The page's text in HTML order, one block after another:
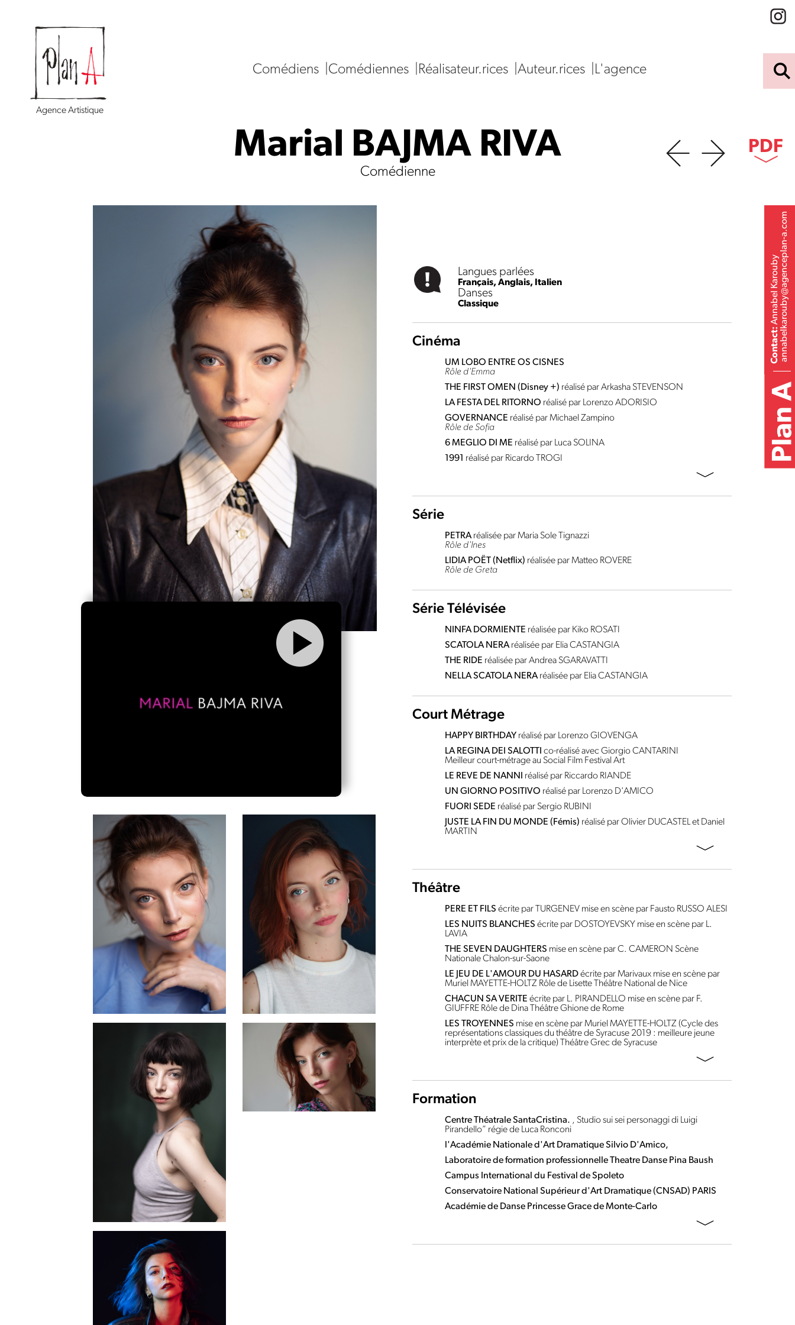
Agence Artistique
Comédiens Comédiennes Réalisateur.rices Auteur.rices L'agence
Marial BAJMA RIVA
Comédienne
PDF
Contact:
Annabel Karoubyannabelkarouby@agenceplan-a.com
Langues parlées
Français, Anglais, Italien
Danses
Classique
Cinéma
UM LOBO ENTRE OS CISNES
Rôle d'Emma
THE FIRST OMEN (Disney +) réalisé par Arkasha STEVENSON
LA FESTA DEL RITORNO réalisé par Lorenzo ADORISIO
GOVERNANCE réalisé par Michael Zampino
Rôle de Sofia
6 MEGLIO DI ME réalisé par Luca SOLINA
1991
réalisé par Ricardo TROGI
Série
PETRA réalisée par Maria Sole Tignazzi
Rôle d'Ines
LIDIA POËT (Netflix) réalisée par Matteo ROVERE
Rôle de Greta
Série Télévisée
NINFA DORMIENTE réalisée par Kiko ROSATI
SCATOLA NERA réalisée par Elia CASTANGIA
THE RIDE réalisée par Andrea SGARAVATTI
NELLA SCATOLA NERA réalisée par Elia CASTANGIA
Court Métrage
HAPPY BIRTHDAY réalisé par Lorenzo GIOVENGA
LA REGINA DEI SALOTTI co-réalisé avec Giorgio CANTARINI
Meilleur court-métrage au Social Film Festival Art
LE REVE DE NANNI
réalisé par Riccardo RIANDE
UN GIORNO POSITIVO réalisé par Lorenzo D'AMICO
FUORI SEDE réalisé par Sergio RUBINI
JUSTE LA FIN DU MONDE (Fémis) réalisé par Olivier DUCASTEL et Daniel
MARTIN
Théâtre
PERE ET FILS écrite par TURGENEV mise en scène par Fausto RUSSO ALESI
LES NUITS BLANCHES écrite par DOSTOYEVSKY mise en scène par L.
LAVIA
THE SEVEN DAUGHTERS mise en scène par C. CAMERON Scène
Nationale Chalon-sur-Saone
LE JEU DE L'AMOUR DU HASARDécrite par Marivaux mise en scène par
Muriel MAYETTE-HOLTZ Rôle de Lisette
Théâtre National de Nice
CHACUN SA VERITE écrite par L. PIRANDELLO mise en scène par F.
GIUFFRE Rôle de Dina
Théâtre Ghione de Rome
LES TROYENNES mise en scène par Muriel MAYETTE-HOLTZ(Cycle des
représentations classiques du théâtre de Syracuse 2019 : meilleure jeune
interprète et prix de la critique)
Théâtre Grec de Syracuse
Formation
Centre Théatrale SantaCristina. , Studio sui sei personaggi di Luigi
Pirandello” régie de Luca Ronconi
l'Académie Nationale d'Art Dramatique Silvio D'Amico,
Laboratoire de formation professionnelle Theatre Danse Pina Baush
Campus International du Festival de Spoleto
Conservatoire National Supérieur d'Art Dramatique (CNSAD) PARIS
Académie de Danse Princesse Grace de Monte-Carlo